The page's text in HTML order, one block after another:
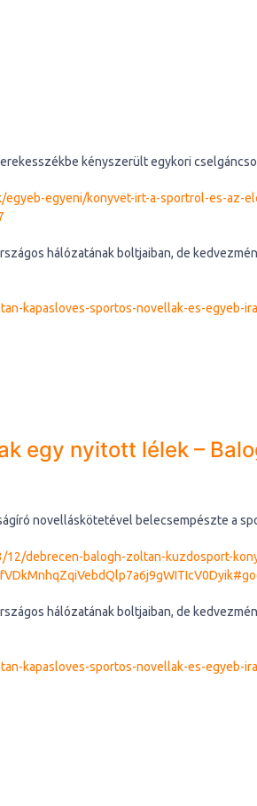
kényszerült egykori
egyeni/konyvet-irt-a-sportrol-es-az-
hálózatának boltjaiban, de
kapasloves-sportos-novellak-es-egyeb-
egy nyitott lélek –
novelláskötetével belecsempészte a
debrecen-balogh-zoltan-kuzdosport-
hálózatának boltjaiban, de
kapasloves-sportos-novellak-es-egyeb-